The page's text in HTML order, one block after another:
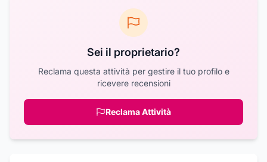
Sei il proprietario?
Reclama questa attività per gestire il tuo profilo e
ricevere recensioni
Reclama Attività